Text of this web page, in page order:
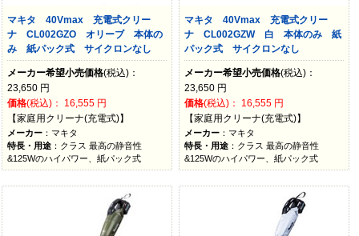
マキタ 40Vmax 充電式クリー
ナ CL002GZO オリーブ 本体の
み 紙パック式 サイクロンなし
メーカー希望小売価格(税込)：
23,650 円
価格(税込)： 16,555 円
【家庭用クリーナ(充電式)】
メーカー ：マキタ
特長・用途 ：クラス 最高の静音性
&125Wのハイパワー、紙パック式
マキタ 40Vmax 充電式クリー
ナ CL002GZW 白 本体のみ 紙
パック式 サイクロンなし
メーカー希望小売価格(税込)：
23,650 円
価格(税込)： 16,555 円
【家庭用クリーナ(充電式)】
メーカー ：マキタ
特長・用途 ：クラス 最高の静音性
&125Wのハイパワー、紙パック式